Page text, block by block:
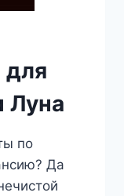
для
по
Да